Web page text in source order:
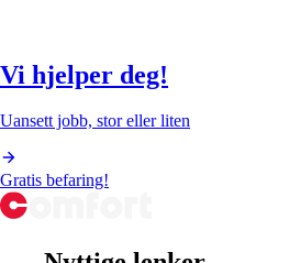
Vi hjelper deg!
Uansett jobb, stor eller liten
Gratis befaring!